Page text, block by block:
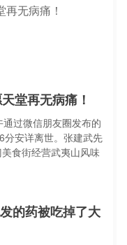
堂再无病痛！
过微信朋友圈发布的
分安详离世。张建武先
食街经营武夷山风味
的药被吃掉了大